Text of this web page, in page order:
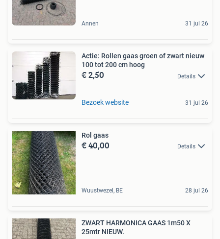
Annen 31 jul 26
Actie: Rollen gaas groen of zwart nieuw
100 tot 200 cm hoog
€ 2,50 Details
Bezoek website 31 jul 26
Rol gaas
€ 40,00 Details
Wuustwezel, BE 28 jul 26
ZWART HARMONICA GAAS 1m50 X
25mtr NIEUW.